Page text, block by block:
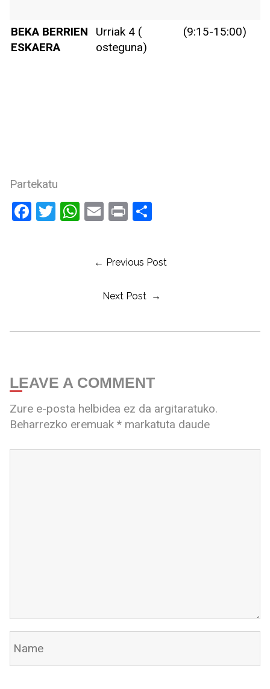
BEKA BERRIEN
ESKAERA
Urriak 4 (
osteguna)
(9:15-15:00)
Partekatu
Facebook
Twitter
WhatsApp
Email
PrintShare
← Previous Post
Next Post →
LEAVE A COMMENT
Zure e-posta helbidea ez da argitaratuko.
Beharrezko eremuak *markatuta daude